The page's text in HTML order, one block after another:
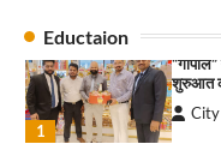
1
“वोकल
का
भव्य
Eductaion
1
शुरुआत
City